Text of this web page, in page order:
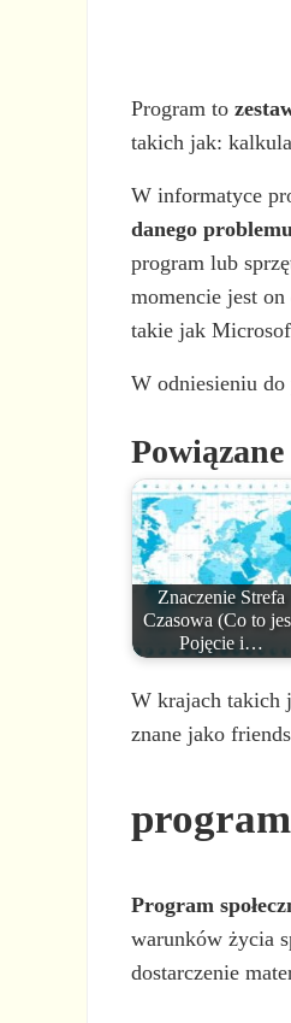
Program to
takich jak:
W informatyce
danego problemu
program lub
momencie jest
takie jak
W odniesieniu
Znaczenie Strefa
Czasowa (Co to
Pojęcie i…
W krajach takich
znane jako
Program
warunków życia
dostarczenie